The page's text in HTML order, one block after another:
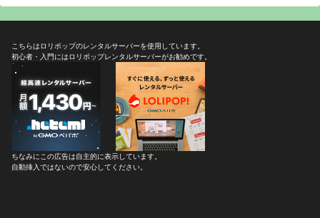
こちらはロリポップのレンタルサーバーを使用しています。
初心者・入門にはロリポップレンタルサーバーがお勧めです。
ちなみにこの広告は自主的に表示しています。
自動挿入ではないので安心してください。